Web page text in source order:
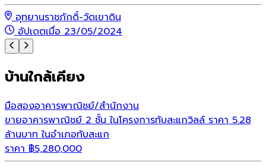
อุทยานราชภักดิ์-วัดเขาดิน
อัปเดตเมื่อ 23/05/2024
บ้านใกล้เคียง
มือสองอาคารพาณิชย์/สำนักงาน
ขายอาคารพาณิชย์ 2 ชั้น ในโครงการทับสะแกวิลล์ ราคา 5.28
ล้านบาท ในอำเภอทับสะแก
ราคา ฿5,280,000